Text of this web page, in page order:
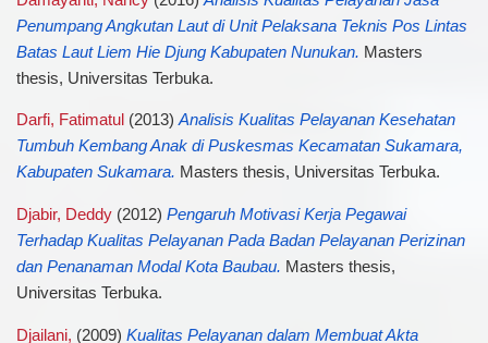
Penumpang Angkutan Laut di Unit Pelaksana Teknis Pos Lintas
Batas Laut Liem Hie Djung Kabupaten Nunukan. Masters
thesis, Universitas Terbuka.
Darfi, Fatimatul (2013)Analisis Kualitas Pelayanan Kesehatan
Tumbuh Kembang Anak di Puskesmas Kecamatan Sukamara,
Kabupaten Sukamara. Masters thesis, Universitas Terbuka.
Djabir, Deddy(2012) Pengaruh Motivasi Kerja Pegawai
Terhadap Kualitas Pelayanan Pada Badan Pelayanan Perizinan
dan Penanaman Modal Kota Baubau. Masters thesis,
Universitas Terbuka.
Djailani, (2009) Kualitas Pelayanan dalam Membuat Akta